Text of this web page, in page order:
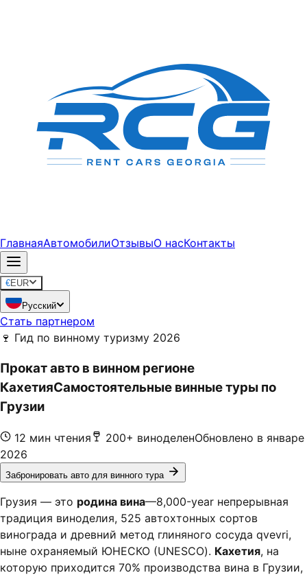
ГлавнаяАвтомобилиОтзывыО насКонтакты
€EUR
Русский
Стать партнером
🍷 Гид по винному туризму 2026
Прокат авто в винном регионе
КахетияСамостоятельные винные туры по
Грузии
12 мин чтения 200+ виноделенОбновлено в январе
2026
Забронировать авто для винного тура
Грузия — это родина вина—8,000-year непрерывная
традиция виноделия, 525 автохтонных сортов
винограда и древний метод глиняного сосуда qvevri,
ныне охраняемый ЮНЕСКО (UNESCO). Кахетия, на
которую приходится 70% производства вина в Грузии,